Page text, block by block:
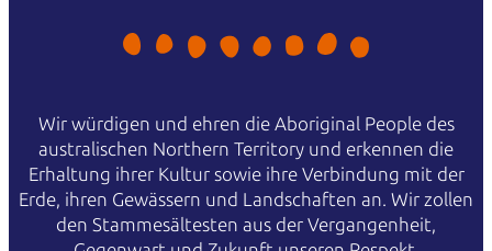
Wir würdigen und ehren die Aboriginal People des
australischen Northern Territory und erkennen die
Erhaltung ihrer Kultur sowie ihre Verbindung mit der
Erde, ihren Gewässern und Landschaften an. Wir zollen
den Stammesältesten aus der Vergangenheit,